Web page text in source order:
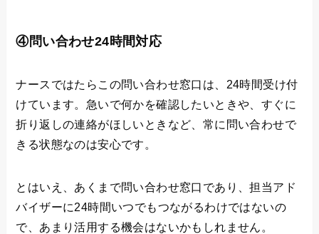
④問い合わせ24時間対応
ナースではたらこの問い合わせ窓口は、24時間受け付
けています。急いで何かを確認したいときや、すぐに
折り返しの連絡がほしいときなど、常に問い合わせで
きる状態なのは安心です。
とはいえ、あくまで問い合わせ窓口であり、担当アド
バイザーに24時間いつでもつながるわけではないの
で、あまり活用する機会はないかもしれません。